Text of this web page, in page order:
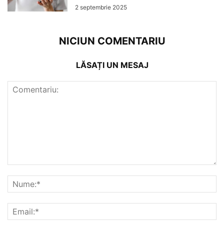
2 septembrie 2025
NICIUN COMENTARIU
LĂSAȚI UN MESAJ